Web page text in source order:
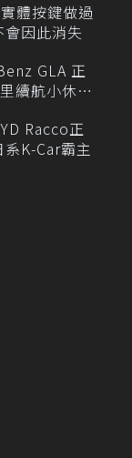
體按鍵做過
因此消失
GLA 正
續航小休
Racco正
K-Car霸主